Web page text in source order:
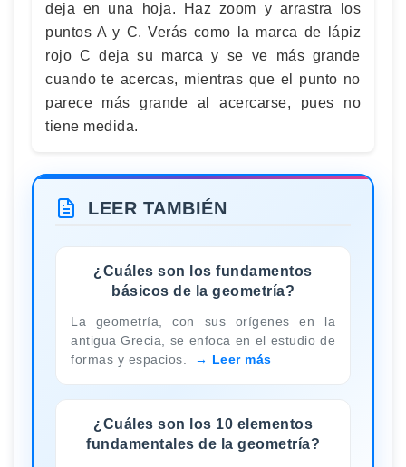
deja en una hoja. Haz zoom y arrastra los
puntos A y C. Verás como la marca de lápiz
rojo C deja su marca y se ve más grande
cuando te acercas, mientras que el punto no
parece más grande al acercarse, pues no
tiene medida.
LEER TAMBIÉN
¿Cuáles son los fundamentos
básicos de la geometría?
La geometría, con sus orígenes en la
antigua Grecia, se enfoca en el estudio de
formas y espacios.
Leer más
¿Cuáles son los 10 elementos
fundamentales de la geometría?